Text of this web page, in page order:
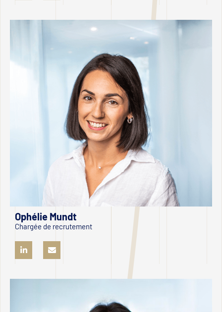
Ophélie Mundt
Chargée de recrutement